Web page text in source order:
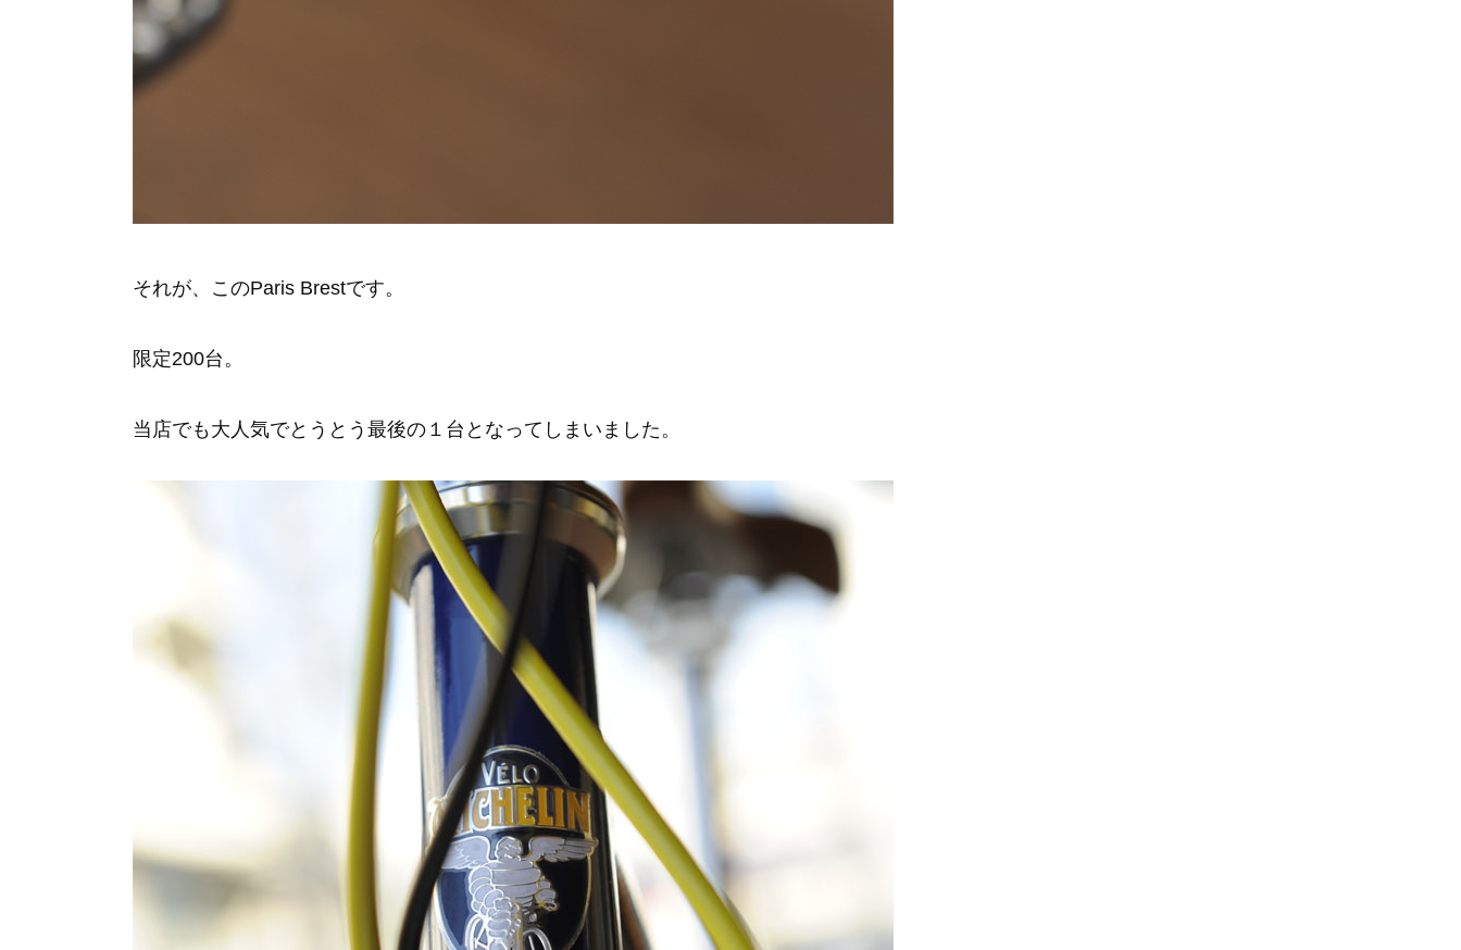
それが、このParis Brestです。
限定200台。
当店でも大人気でとうとう最後の１台となってしまいました。